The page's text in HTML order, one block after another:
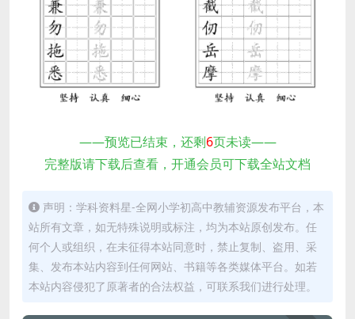
——预览已结束，还剩6页未读——
完整版请下载后查看，开通会员可下载全站文档
声明：学科资料星-全网小学初高中教辅资源发布平台，本
站所有文章，如无特殊说明或标注，均为本站原创发布。任
何个人或组织，在未征得本站同意时，禁止复制、盗用、采
集、发布本站内容到任何网站、书籍等各类媒体平台。如若
本站内容侵犯了原著者的合法权益，可联系我们进行处理。